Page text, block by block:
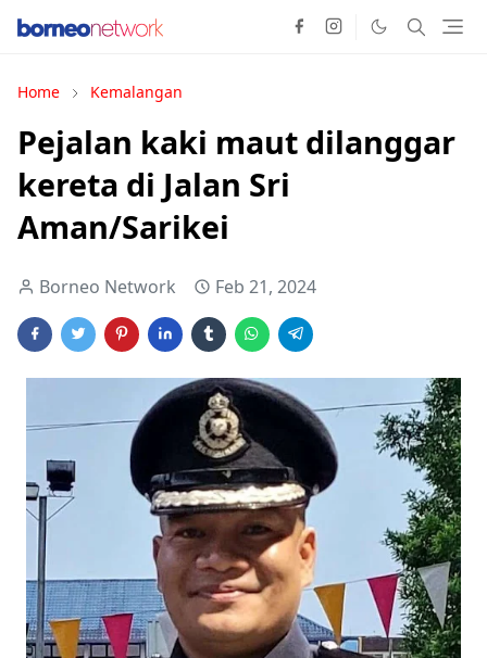
Home Kemalangan
Pejalan kaki maut dilanggar
kereta di Jalan Sri
Aman/Sarikei
Borneo Network Feb 21, 2024